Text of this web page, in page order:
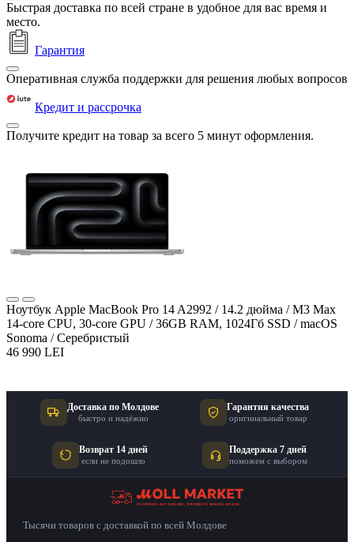
Быстрая доставка по всей стране в удобное для вас время и
место.
Гарантия
Оперативная служба поддержки для решения любых вопросов
Кредит и рассрочка
Получите кредит на товар за всего 5 минут оформления.
Ноутбук Apple MacBook Pro 14 A2992 / 14.2 дюйма / M3 Max
14-core CPU, 30-core GPU / 36GB RAM, 1024Гб SSD / macOS
Sonoma / Серебристый
46 990 LEI
Доставка по Молдове
быстро и надёжно
Гарантия качества
оригинальный товар
Возврат 14 дней
если не подошло
Поддержка 7 дней
поможем с выбором
Тысячи товаров с доставкой по всей Молдове